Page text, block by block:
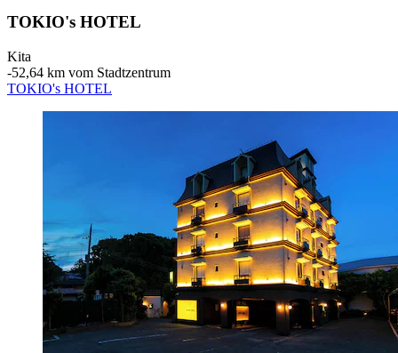
TOKIO's HOTEL
Kita
‐52,64 km vom Stadtzentrum
TOKIO's HOTEL